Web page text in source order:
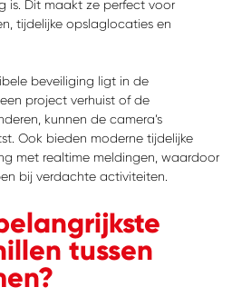
is. Dit maakt ze perfect voor
tijdelijke opslaglocaties en
beveiliging ligt in de
project verhuist of de
kunnen de camera’s
Ook bieden moderne tijdelijke
met realtime meldingen, waardoor
bij verdachte activiteiten.
tussen